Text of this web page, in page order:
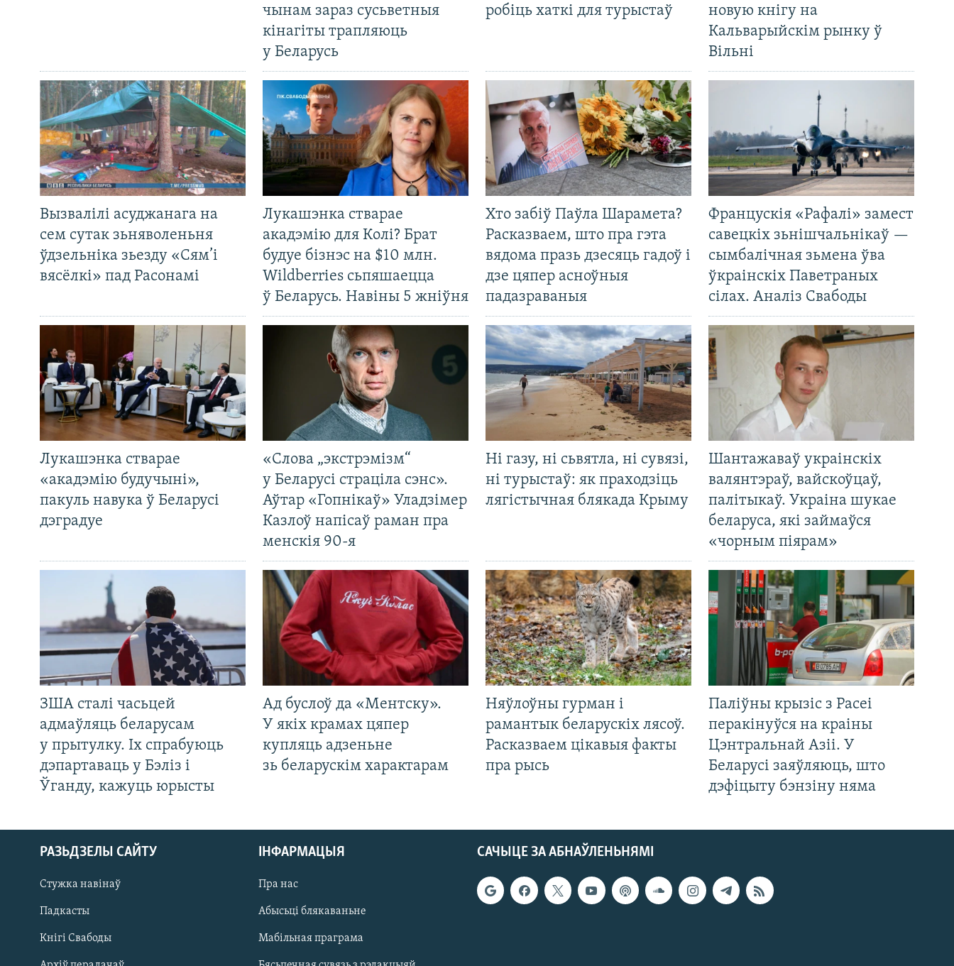
чынам зараз сусьветныя
кінагіты трапляюць
у Беларусь
Вызвалілі асуджанага на
сем сутак зьняволеньня
ўдзельніка зьезду «Сям’і
вясёлкі» пад Расонамі
Лукашэнка стварае
акадэмію для Колі? Брат
будуе бізнэс на $10 млн.
Wildberries сьпяшаецца
ў Беларусь. Навіны 5 жніўня
Лукашэнка стварае
«акадэмію будучыні»,
пакуль навука ў Беларусі
дэградуе
«Слова „экстрэмізм“
у Беларусі страціла сэнс».
Аўтар «Гопнікаў» Уладзімер
Казлоў напісаў раман пра
менскія 90-я
ЗША сталі часьцей
адмаўляць беларусам
у прытулку. Іх спрабуюць
дэпартаваць у Бэліз і
Ўганду, кажуць юрысты
Ад буслоў да «Ментску».
У якіх крамах цяпер
купляць адзеньне
зь беларускім характарам
робіць хаткі для турыстаў
новую кнігу на
Кальварыйскім рынку ў
Вільні
Хто забіў Паўла Шарамета?
Расказваем, што пра гэта
вядома празь дзесяць гадоў і
дзе цяпер асноўныя
падазраваныя
Францускія «Рафалі» замест
савецкіх зьнішчальнікаў —
сымбалічная зьмена ўва
ўкраінскіх Паветраных
сілах. Аналіз Свабоды
Ні газу, ні сьвятла, ні сувязі,
ні турыстаў: як праходзіць
лягістычная блякада Крыму
Шантажаваў украінскіх
валянтэраў, вайскоўцаў,
палітыкаў. Украіна шукае
беларуса, які займаўся
«чорным піярам»
Няўлоўны гурман і
рамантык беларускіх лясоў.
Расказваем цікавыя факты
пра рысь
Паліўны крызіс з Расеі
перакінуўся на краіны
Цэнтральнай Азіі. У
Беларусі заяўляюць, што
дэфіцыту бэнзіну няма
САЧЫЦЕ ЗА АБНАЎЛЕНЬНЯМІ
РАЗЬДЗЕЛЫ САЙТУ
Стужка навінаў
Падкасты
Кнігі Свабоды
ІНФАРМАЦЫЯ
Пра нас
Абысьці блякаваньне
Мабільная праграма